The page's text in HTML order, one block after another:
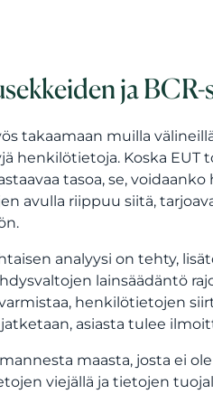
ja
takaamaan muilla
henkilötietoja. Koska
tasoa, se,
avulla riippuu siitä,
analyysi on tehty,
lainsäädäntö
henkilötietojen
asiasta tulee
maasta, josta ei
viejällä ja tietojen